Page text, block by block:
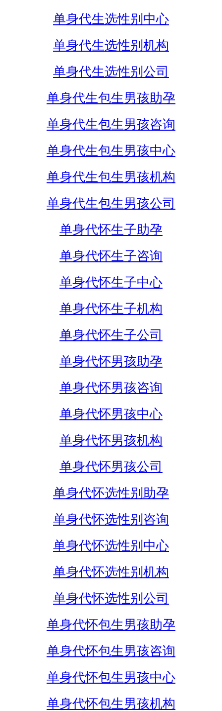
单身代生选性别中心
单身代生选性别机构
单身代生选性别公司
单身代生包生男孩助孕
单身代生包生男孩咨询
单身代生包生男孩中心
单身代生包生男孩机构
单身代生包生男孩公司
单身代怀生子助孕
单身代怀生子咨询
单身代怀生子中心
单身代怀生子机构
单身代怀生子公司
单身代怀男孩助孕
单身代怀男孩咨询
单身代怀男孩中心
单身代怀男孩机构
单身代怀男孩公司
单身代怀选性别助孕
单身代怀选性别咨询
单身代怀选性别中心
单身代怀选性别机构
单身代怀选性别公司
单身代怀包生男孩助孕
单身代怀包生男孩咨询
单身代怀包生男孩中心
单身代怀包生男孩机构